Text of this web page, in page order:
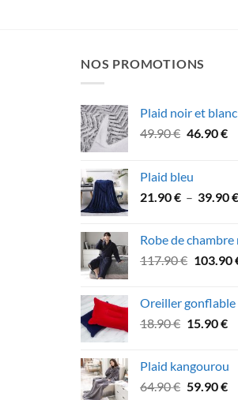
NOS PROMOTIONS
Plaid noir et blanc
49.90€ Le
était :
49.90 €.
46.90€Le
Plaid bleu
21.90€ – 39.90€
Robe de
117.90€ Le
était :
117.90 €.
103.90
Oreiller gonflable
18.90€ Le
était :
18.90 €.
15.90€Le
Plaid kangourou
64.90€ Le
59.90€Le